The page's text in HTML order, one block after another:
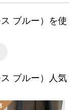
ブルー）を使
ブルー）人気